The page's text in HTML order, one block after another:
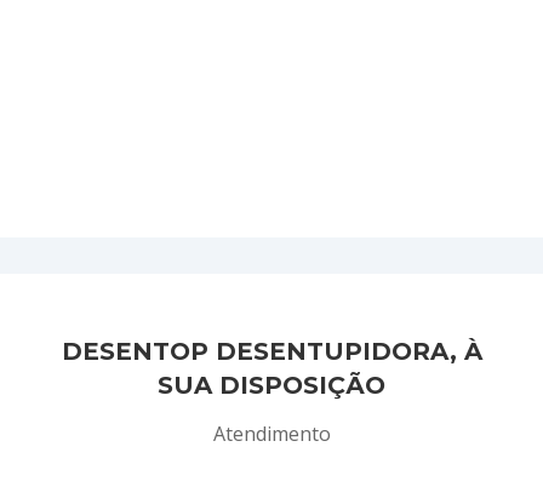
DESENTOP DESENTUPIDORA, À
SUA DISPOSIÇÃO
Atendimento